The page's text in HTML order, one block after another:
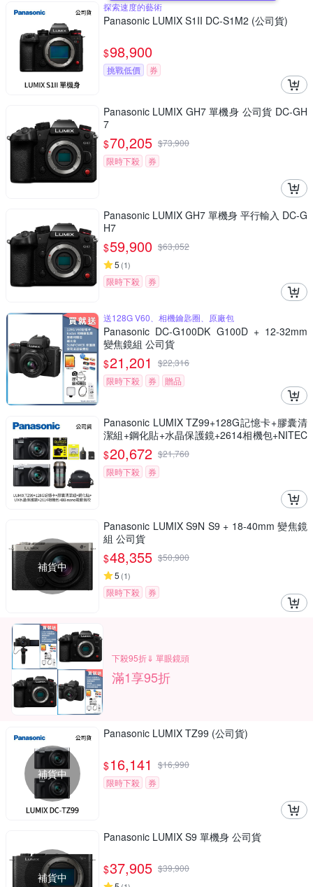
探索速度的藝術
Panasonic LUMIX S1II DC-S1M2 (公司貨)
$98,900
挑戰低價 券
Panasonic LUMIX GH7 單機身 公司貨 DC-GH
7
$70,205 $73,900
限時下殺
券
Panasonic LUMIX GH7 單機身 平行輸入 DC-G
H7
$59,900 $63,052
5 (1)
限時下殺 券
送128G V60、相機鑰匙圈、原廠包
Panasonic DC-G100DK G100D + 12-32mm
變焦鏡組 公司貨
$21,201 $22,316
限時下殺
券 贈品
Panasonic LUMIX TZ99+128G記憶卡+膠囊清
潔組+鋼化貼+水晶保護鏡+2614相機包+NITEC
ORE BB nano 迷你電動氣吹(公司貨)
$20,672 $21,760
限時下殺
券
補貨中
Panasonic LUMIX S9N S9 + 18-40mm 變焦鏡
組 公司貨
$48,355 $50,900
5 (1)
限時下殺 券
下殺95折⇓ 單眼鏡頭
滿1享95折
補貨中
Panasonic LUMIX TZ99 (公司貨)
$16,141 $16,990
限時下殺
券
補貨中
Panasonic LUMIX S9 單機身 公司貨
$37,905 $39,900